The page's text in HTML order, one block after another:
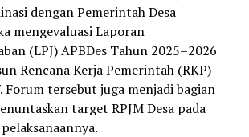
dengan Pemerintah Desa
mengevaluasi Laporan
(LPJ) APBDes Tahun 2025–2026
Rencana Kerja Pemerintah (RKP)
Forum tersebut juga menjadi bagian
target RPJM Desa pada